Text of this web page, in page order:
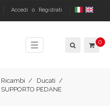
Accedi o Registrati
Toggle
navigation
0
Ricambi
Ducati
PEDANE